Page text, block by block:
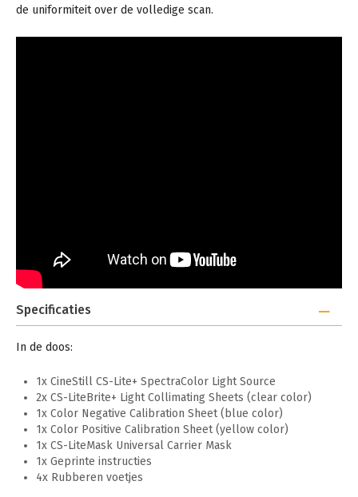
de uniformiteit over de volledige scan.
Specificaties
In de doos:
1x CineStill CS-Lite+ SpectraColor Light Source
2x CS-LiteBrite+ Light Collimating Sheets (clear color)
1x Color Negative Calibration Sheet (blue color)
1x Color Positive Calibration Sheet (yellow color)
1x CS-LiteMask Universal Carrier Mask
1x Geprinte instructies
4x Rubberen voetjes